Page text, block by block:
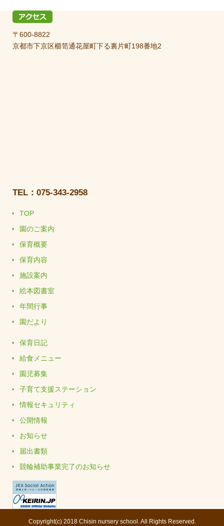
〒600-8822
京都市下京区櫛笥通花屋町下る裏片町198番地2
TEL：075-343-2958
TOP
園のご案内
保育概要
保育内容
施設案内
絵本図書室
年間行事
園だより
保育日記
給食メニュー
園児募集
子育て支援ステーション
情報セキュリティ
公開情報
お知らせ
届出書類
競輪補助事業完了のお知らせ
Copyright(c) 2018 Chisin nursery school. All Rights Reserved.